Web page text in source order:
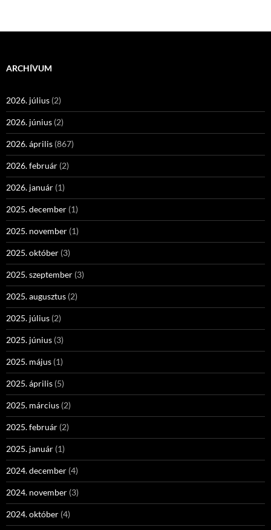
ARCHÍVUM
2026. július (2)
2026. június (2)
2026. április (867)
2026. február (2)
2026. január (1)
2025. december (1)
2025. november (1)
2025. október (3)
2025. szeptember (3)
2025. augusztus (2)
2025. július (2)
2025. június (3)
2025. május (1)
2025. április (5)
2025. március (2)
2025. február (2)
2025. január (1)
2024. december (4)
2024. november (3)
2024. október (4)